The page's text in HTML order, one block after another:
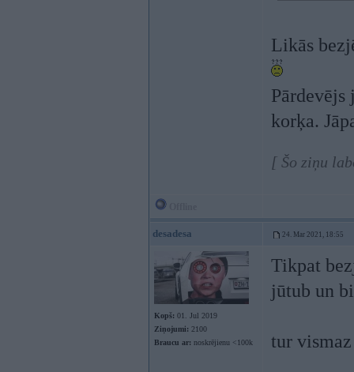
Likās
korķa.
[ Šo ziņu
desadesa 24. Mar 2021, 18:55
Kopš: 01. Jul 2019
Ziņojumi: 2100
Braucu ar: noskrējienu <100k
Tikpat
jūtub un
tur